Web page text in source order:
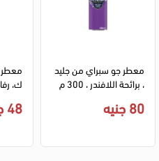
، برائحة اللافندر ، 300 م
80 جنيه
ك،
48 جنيه